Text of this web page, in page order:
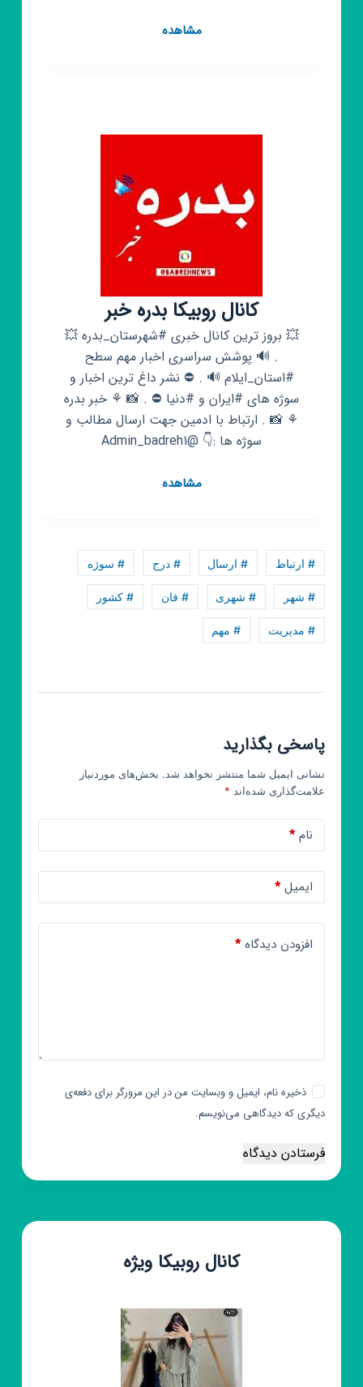
مشاهدهکانال
کانال روبیکا بدره خبر
💥 بروز ترین کانال خبری #شهرستان_بدره 💥
. 🔊 پوشش سراسری اخبار مهم سطح
#استان_ایلام 🔊 . ⛔️ نشر داغ ترین اخبار و
سوژه های #ایران و #دنیا ⛔️ . 📸 ⚘️ خبر بدره
⚘️ 📸 . ارتباط با ادمین جهت ارسال مطالب و
سوژه ها :👇 @Admin_badreh1
مشاهدهکانال
# ارتباط # ارسال # درج # سوژه
# شهر # شهری # فان # کشور
# مدیریت # مهم
پاسخی بگذارید
نشانی ایمیل شما منتشر نخواهد شد. بخش‌های موردنیاز
علامت‌گذاری شده‌اند *
نام*
ایمیل*
افزودن دیدگاه*
ذخیره نام، ایمیل و وبسایت من در این مرورگر برای دفعه‌ی
دیگری که دیدگاهی می‌نویسم.
فرستادن دیدگاه
کانال روبیکا ویژه